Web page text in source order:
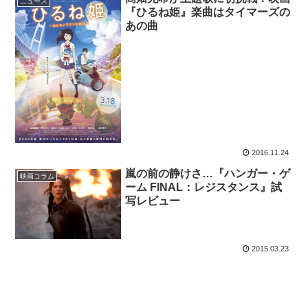
『ひるね姫』楽曲はタイマーズの
あの曲
2016.11.24
映画コラム
嵐の前の静けさ…『ハンガー・ゲ
ーム FINAL：レジスタンス』試
写レビュー
2015.03.23